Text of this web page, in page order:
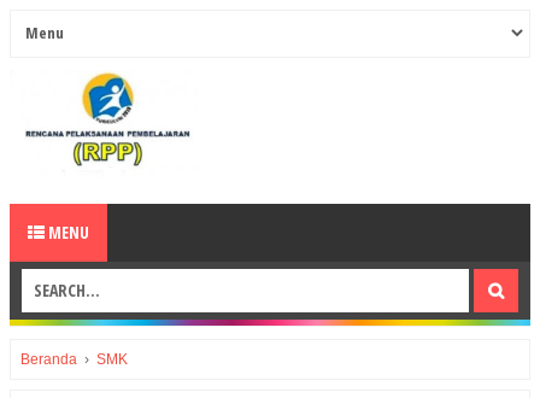
MENU
Beranda › SMK